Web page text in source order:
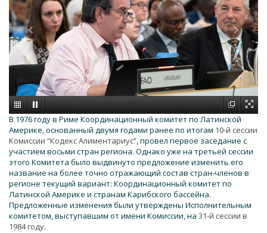
В 1976 году в Риме Координационный комитет по Латинской
Америке, основанный двумя годами ранее по итогам 10-й сессии
Комиссии “Кодекс Алиментариус”, провел первое заседание с
участием восьми стран региона. Однако уже на третьей сессии
этого Комитета было выдвинуто предложение изменить его
название на более точно отражающий состав стран-членов в
регионе текущий вариант: Координационный комитет по
Латинской Америке и странам Карибского бассейна.
Предложенные изменения были утверждены Исполнительным
комитетом, выступавшим от имени Комиссии, на 31-й сессии в
1984 году.